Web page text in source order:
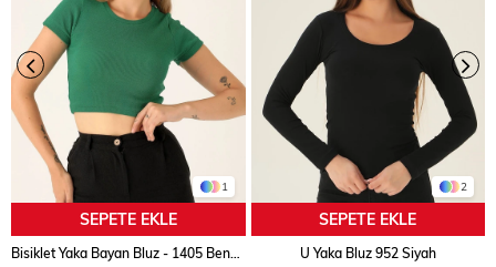
1
SEPETE EKLE
2
SEPETE EKLE
U Yaka Bluz 952 Siyah